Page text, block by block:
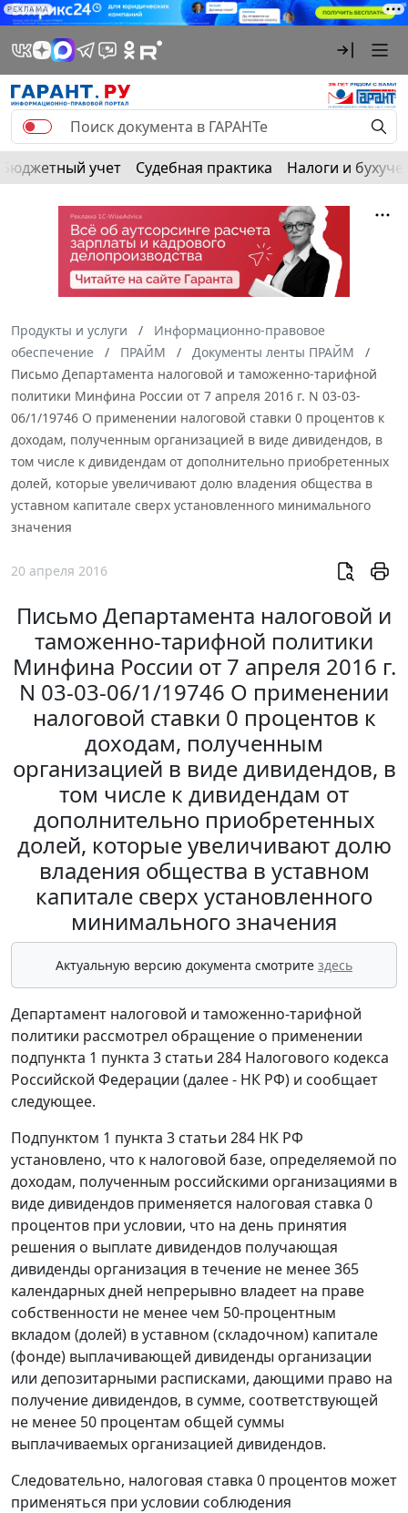
РЕКЛАМА
Бюджетный учет Судебная практика Налоги и
Продукты и услуги
Информационно-правовое
обеспечение
ПРАЙМ
Документы ленты ПРАЙМ
Письмо Департамента налоговой и таможенно-тарифной
политики Минфина России от 7 апреля 2016 г. N 03-03-
06/1/19746 О применении налоговой ставки 0 процентов к
доходам, полученным организацией в виде дивидендов, в
том числе к дивидендам от дополнительно приобретенных
долей, которые увеличивают долю владения общества в
уставном капитале сверх установленного минимального
значения
20 апреля 2016
Письмо Департамента налоговой и
таможенно-тарифной политики
Минфина России от 7 апреля 2016 г.
N 03-03-06/1/19746 О применении
налоговой ставки 0 процентов к
доходам, полученным
организацией в виде дивидендов, в
том числе к дивидендам от
дополнительно приобретенных
долей, которые увеличивают долю
владения общества в уставном
капитале сверх установленного
минимального значения
Актуальную версию документа смотрите здесь
Департамент налоговой и таможенно-тарифной
политики рассмотрел обращение о применении
подпункта 1 пункта 3 статьи 284 Налогового кодекса
Российской Федерации (далее - НК РФ) и сообщает
следующее.
Подпунктом 1 пункта 3 статьи 284 НК РФ
установлено, что к налоговой базе, определяемой по
доходам, полученным российскими организациями в
виде дивидендов применяется налоговая ставка 0
процентов при условии, что на день принятия
решения о выплате дивидендов получающая
дивиденды организация в течение не менее 365
календарных дней непрерывно владеет на праве
собственности не менее чем 50-процентным
вкладом (долей) в уставном (складочном) капитале
(фонде) выплачивающей дивиденды организации
или депозитарными расписками, дающими право на
получение дивидендов, в сумме, соответствующей
не менее 50 процентам общей суммы
выплачиваемых организацией дивидендов.
Следовательно, налоговая ставка 0 процентов может
применяться при условии соблюдения